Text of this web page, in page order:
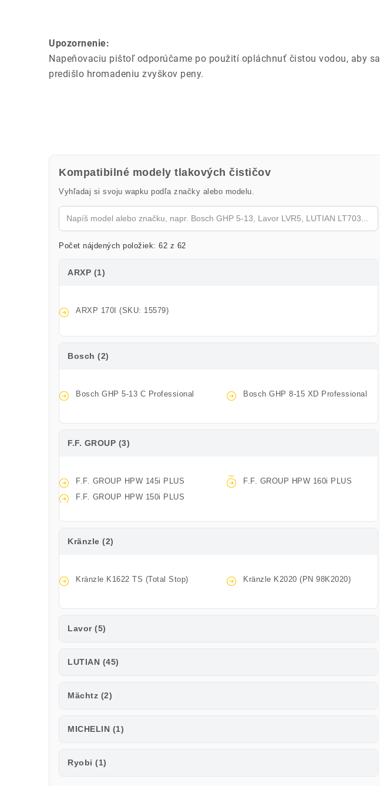
Upozornenie:
Napeňovaciu pištoľ odporúčame po použití opláchnuť čistou vodou, aby sa
predišlo hromadeniu zvyškov peny.
Kompatibilné modely tlakových čističov
Vyhľadaj si svoju wapku podľa značky alebo modelu.
Počet nájdených položiek: 62 z 62
ARXP (1)
ARXP 170I (SKU: 15579)
Bosch (2)
Bosch GHP 5-13 C Professional Bosch GHP 8-15 XD Professional
F.F. GROUP (3)
F.F. GROUP HPW 145i PLUS
F.F. GROUP HPW 150i PLUS
F.F. GROUP HPW 160i PLUS
Kränzle (2)
Kränzle K1622 TS (Total Stop) Kränzle K2020 (PN 98K2020)
Lavor (5)
LUTIAN (45)
Mächtz (2)
MICHELIN (1)
Ryobi (1)